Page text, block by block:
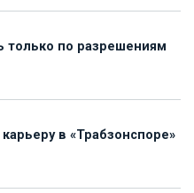
только по разрешениям
в «Трабзонспоре»